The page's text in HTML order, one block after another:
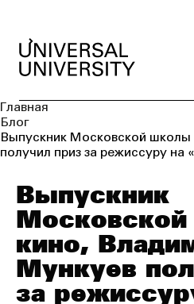
Главная
Блог
Выпускник Московской
получил приз за режиссуру на
Выпускник
кино,
Мункуев
за